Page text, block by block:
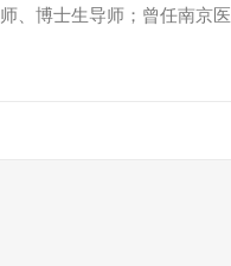
、博士生导师；曾任南京医